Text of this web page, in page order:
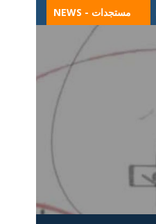
Skip
to
NEWS - مستجدات